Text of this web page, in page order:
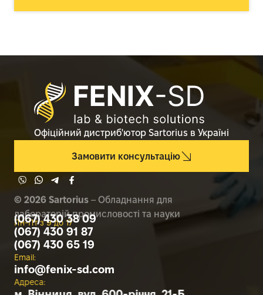
Офіційний дистриб'ютор Sartorius в Україні
© 2026 Sartorius – Обладнання для
лабораторій промисловості та науки
Замовити консультацію
Пн-Пт з 9 до 17
(067) 430 38 09
(067) 430 91 87
(067) 430 65 19
Email:
info@fenix-sd.com
Адреса: